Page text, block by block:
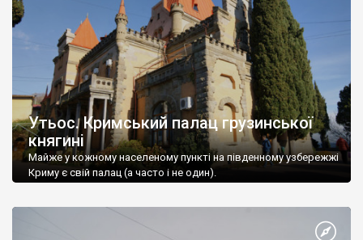
Утьос. Кримський палац грузинської
княгині
Майже у кожному населеному пункті на південному узбережжі
Криму є свій палац (а часто і не один).